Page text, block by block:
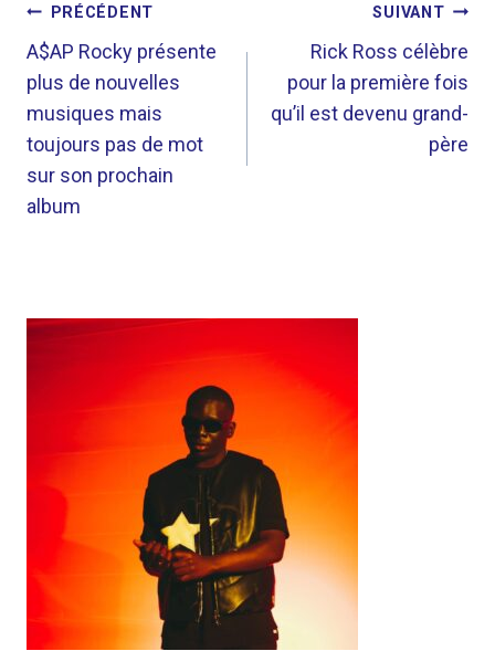
NAVIGATION
DE
L’ARTICLE
PRÉCÉDENT
A$AP Rocky présente
plus de nouvelles
musiques mais
toujours pas de mot
sur son prochain
album
SUIVANT
Rick Ross célèbre
pour la première fois
qu’il est devenu grand-
père